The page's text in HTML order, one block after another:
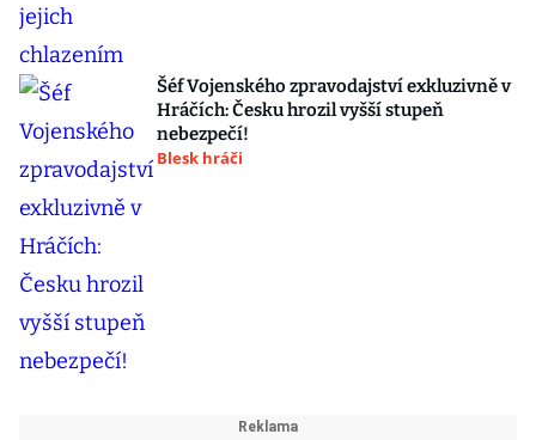
Šéf Vojenského zpravodajství exkluzivně v
Hráčích: Česku hrozil vyšší stupeň
nebezpečí!
Blesk hráči